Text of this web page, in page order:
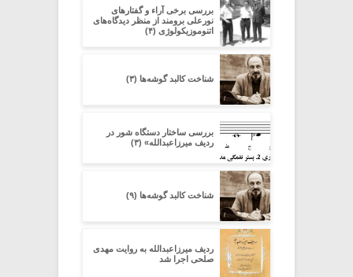
بررسی برخی آراء و گفتارهای
نورعلی برومند از منظر دیدگاه‌های
اتنوموزیکولوژی (۴)
شناخت کالبد گوشه‌ها (۳)
بررسی ساختار دستگاه شور در
ردیف میرزاعبدالله» (۳)
شناخت کالبد گوشه‌ها (۹)
ردیف میرزاعبدالله به روایت مهدی
صلحی اجرا شد